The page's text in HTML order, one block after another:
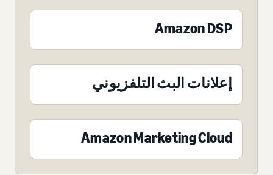
Amazon DSP
إعلانات البث التلفزيوني
Amazon Marketing Cloud